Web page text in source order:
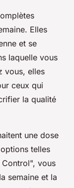
Elles
et se
laquelle vous
vous, elles
ceux qui
la qualité
une dose
telles
vous
semaine et la